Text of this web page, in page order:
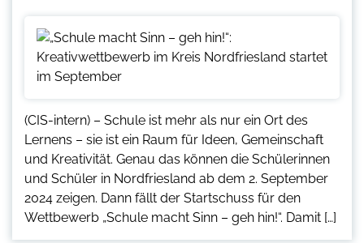
(CIS-intern) – Schule ist mehr als nur ein Ort des
Lernens – sie ist ein Raum für Ideen, Gemeinschaft
und Kreativität. Genau das können die Schülerinnen
und Schüler in Nordfriesland ab dem 2. September
2024 zeigen. Dann fällt der Startschuss für den
Wettbewerb „Schule macht Sinn – geh hin!“. Damit […]